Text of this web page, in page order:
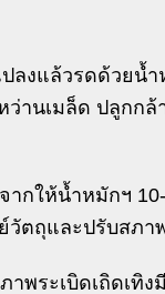
ลงแล้วรดด้วยน้ำ
ว่านเมล็ด ปลูกกล้
ากให้น้ำหมักฯ
วัตถุและปรับสภา
าพระเบิดเถิดเทิ